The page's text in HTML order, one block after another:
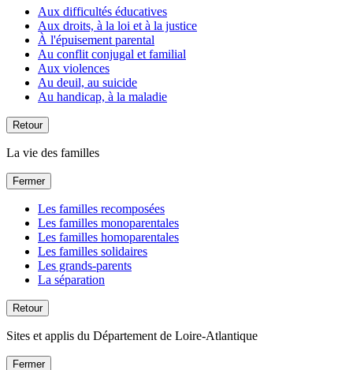
Aux difficultés éducatives
Aux droits, à la loi et à la justice
À l'épuisement parental
Au conflit conjugal et familial
Aux violences
Au deuil, au suicide
Au handicap, à la maladie
Retour
La vie des familles
Fermer
Les familles recomposées
Les familles monoparentales
Les familles homoparentales
Les familles solidaires
Les grands-parents
La séparation
Retour
Sites et applis du Département de Loire-Atlantique
Fermer